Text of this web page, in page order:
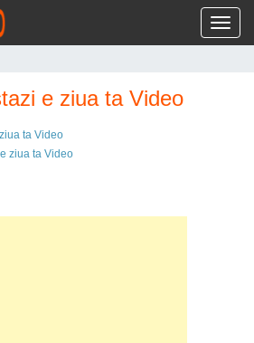
e ziua ta Video
ta Video
ziua ta Video